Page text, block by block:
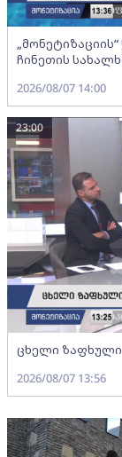
ჩინეთის
2026/08/07 14:00
ცხელი ზაფხული
23:00
2026/08/07 13:56